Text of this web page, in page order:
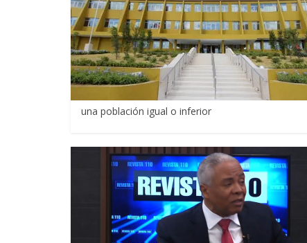
una población igual o inferior